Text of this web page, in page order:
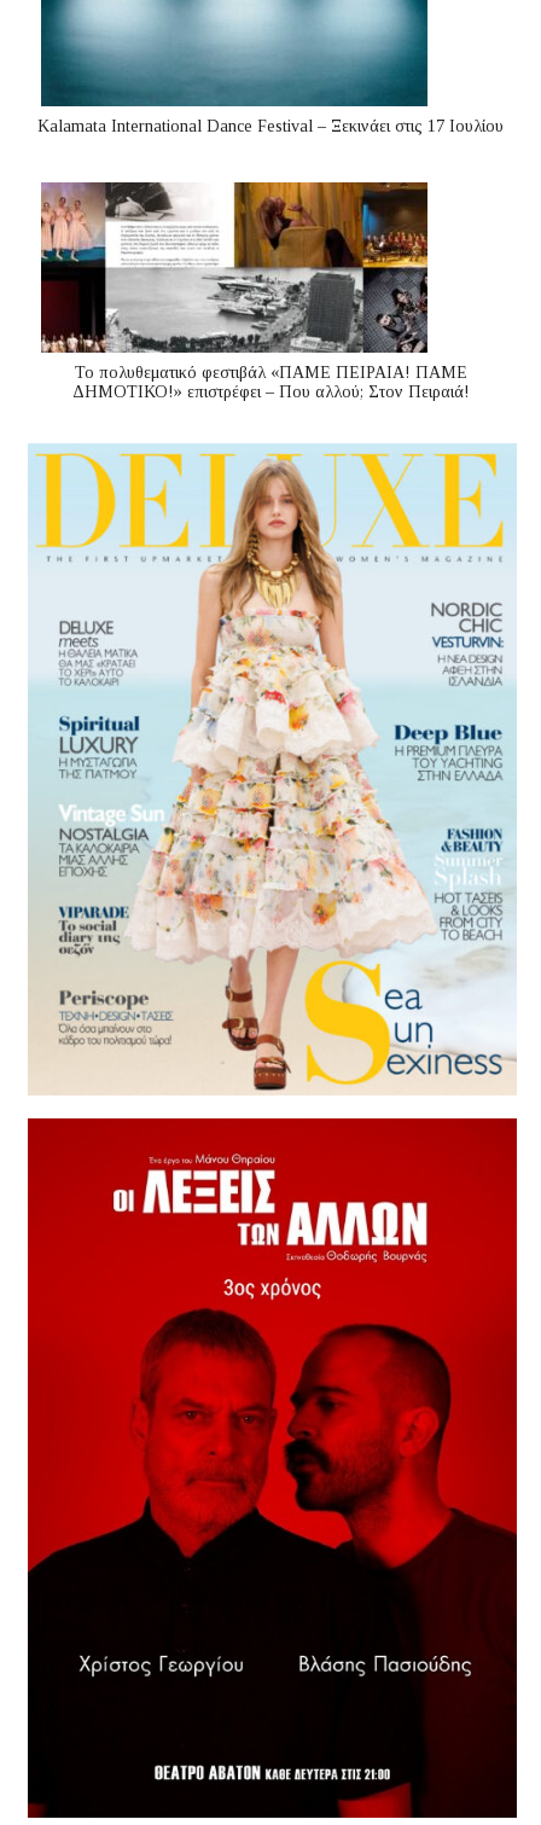
Kalamata International Dance Festival – Ξεκινάει στις 17 Ιουλίου
Το πολυθεματικό φεστιβάλ «ΠΑΜΕ ΠΕΙΡΑΙΑ! ΠΑΜΕ
ΔΗΜΟΤΙΚΟ!» επιστρέφει – Που αλλού; Στον Πειραιά!